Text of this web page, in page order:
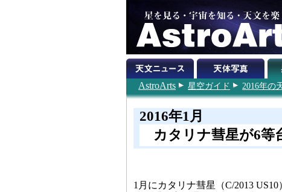
AstroArts 星空ガイド 2016年の
2016年1月
カタリナ彗星が6等
1月にカタリナ彗星（C/2013